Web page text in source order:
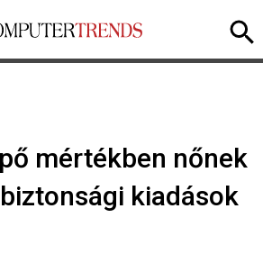
mértékben nőnek
kiadások